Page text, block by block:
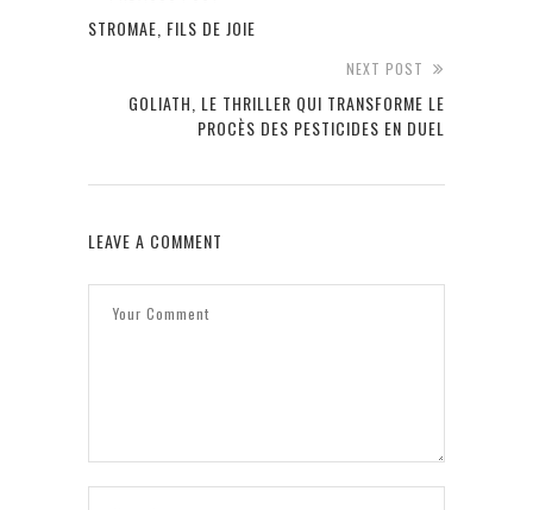
STROMAE, FILS DE JOIE
NEXT POST
GOLIATH, LE THRILLER QUI TRANSFORME LE
PROCÈS DES PESTICIDES EN DUEL
LEAVE A COMMENT